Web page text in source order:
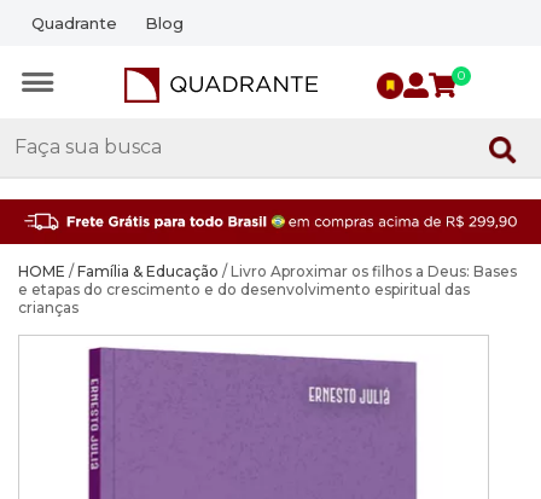
Quadrante Blog
0
HOME / Família & Educação / Livro Aproximar os filhos a Deus: Bases
e etapas do crescimento e do desenvolvimento espiritual das
crianças